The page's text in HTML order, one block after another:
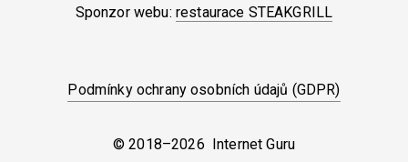
Sponzor webu: restaurace STEAKGRILL
Podmínky ochrany osobních údajů (GDPR)
© 2018–2026 Internet Guru